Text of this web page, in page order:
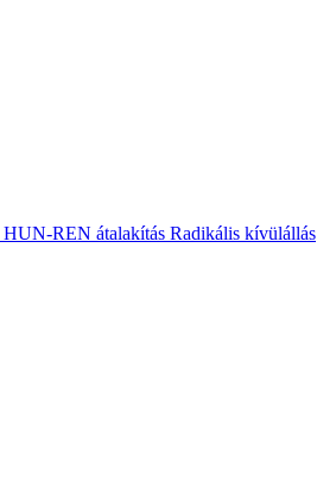
HUN-REN átalakítás Radikális kívülállás